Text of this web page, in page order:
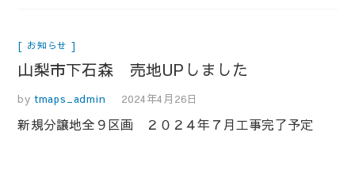
お知らせ
山梨市下石森 売地UPしました
by tmaps_admin 2024年4月26日
新規分譲地全９区画 ２０２４年７月工事完了予定